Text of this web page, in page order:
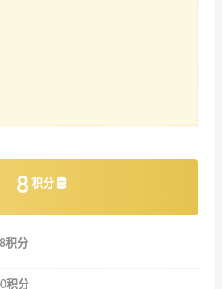
8 积分
8积分
0积分